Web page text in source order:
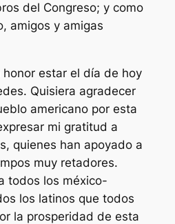
del Congreso; y como
amigos y amigas
honor estar el día de hoy
Quisiera agradecer
americano por esta
mi gratitud a
quienes han apoyado a
muy retadores.
todos los méxico-
los latinos que todos
la prosperidad de esta